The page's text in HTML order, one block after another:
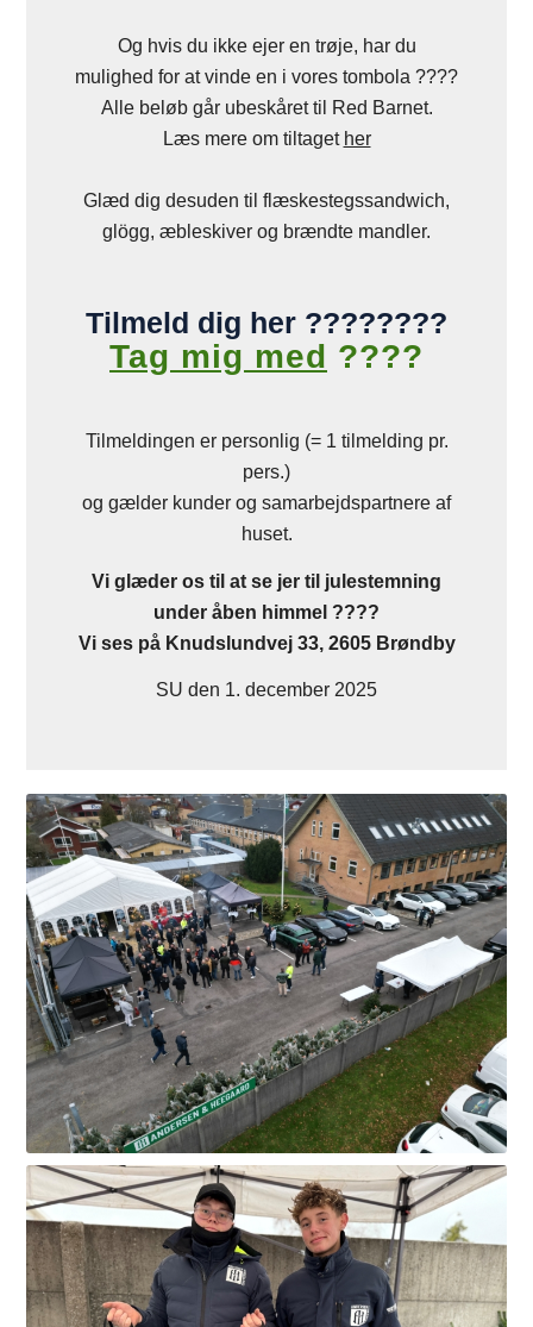
Og hvis du ikke ejer en trøje, har du
mulighed for at vinde en i vores tombola ????
Alle beløb går ubeskåret til Red Barnet.
Læs mere om tiltaget her
Glæd dig desuden til flæskestegssandwich,
glögg, æbleskiver og brændte mandler.
Tilmeld dig her ????????
Tag mig med ????
Tilmeldingen er personlig (= 1 tilmelding pr.
pers.)
og gælder kunder og samarbejdspartnere af
huset.
Vi glæder os til at se jer til julestemning
under åben himmel ????
Vi ses på Knudslundvej 33, 2605 Brøndby
SU den 1. december 2025